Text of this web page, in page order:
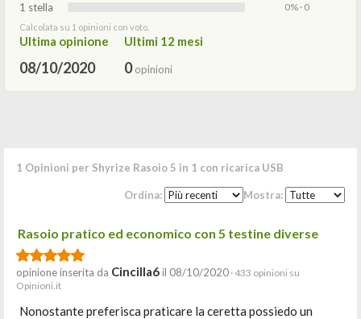
1 stella 0% · 0
Calcolata su 1 opinioni con voto.
Ultima opinione
08/10/2020
Ultimi 12 mesi
0opinioni
1 Opinioni per Shyrize Rasoio 5 in 1 con ricarica USB
Ordina: Mostra:
Rasoio pratico ed economico con 5 testine diverse
opinione inserita da Cincilla6il 08/10/2020 · 433 opinioni su
Opinioni.it
Nonostante preferisca praticare la ceretta possiedo un